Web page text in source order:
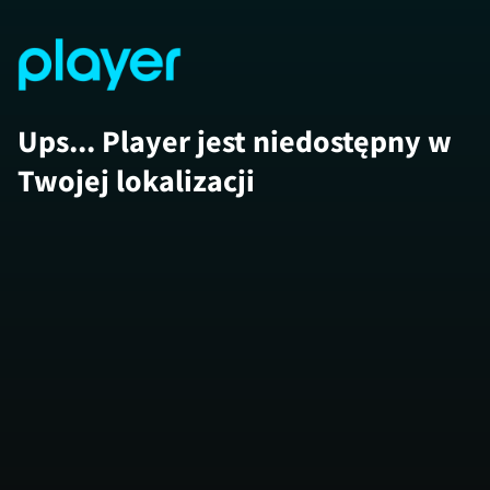
Ups... Player jest niedostępny w
Twojej lokalizacji